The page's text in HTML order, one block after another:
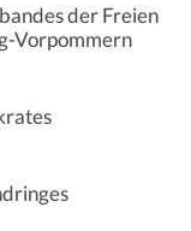
der Freien
Vorpommern